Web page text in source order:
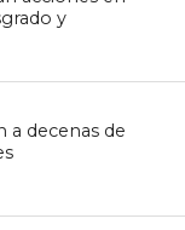
y
a decenas de